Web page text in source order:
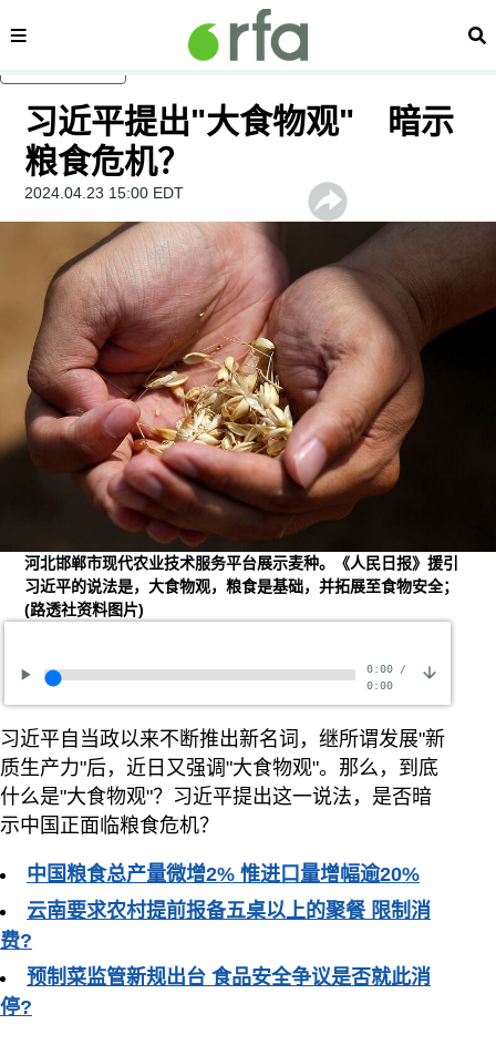
内容分类 搜
习近平提出"大食物观" 暗示
粮食危机？
2024.04.23 15:00 EDT
河北邯郸市现代农业技术服务平台展示麦种。《人民日报》援引
习近平的说法是，大食物观，粮食是基础，并拓展至食物安全；
(路透社资料图片)
0:00/
0:00
习近平自当政以来不断推出新名词，继所谓发展"新
质生产力"后，近日又强调"大食物观"。那么，到底
什么是"大食物观"？习近平提出这一说法，是否暗
示中国正面临粮食危机？
中国粮食总产量微增2% 惟进口量增幅逾20%
云南要求农村提前报备五桌以上的聚餐 限制消
费?
预制菜监管新规出台 食品安全争议是否就此消
停?